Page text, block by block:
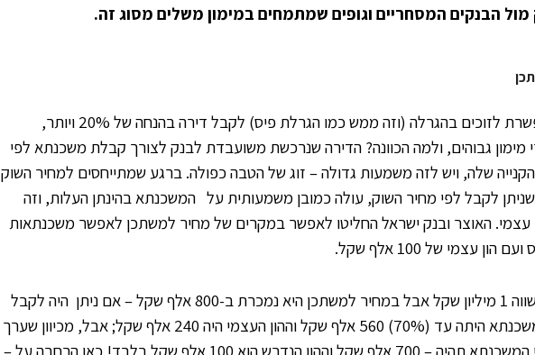
הבנקים המסחריים וגופים שמתמחים במימון משלים מסוג זה.
תוכנית מחיר למשתכן מאפשרת לזוכים בהגרלה (וזה ממש כמו הגרלת פיס) לקבל דירה בהנחה של 20% ויותר,
מימון גבוהים, ולמה הכוונה? הדירה שנרכשת משועבדת לבנק לצורך קבלת משכנתא לפי
שלה, ויש לזה משמעות גדולה – זוג של הטבה כפולה. ברגע שמתייחסים למחיר השוק
לקבל לפי מחיר השוק, עולה כמובן משמעותית על המשכנתא בהינתן העלות, וזה
עצמי. האוצר ובנק ישראל החליטו לאפשר במקרים של מחיר למשתכן לאפשר משכנתאות
והנה המחשה – נניח שדירה שווה 1 מיליון שקל אבל במחיר למשתכן היא נמכרת ב-800 אלף שקל – אם ניתן היה לקבל
משכנתא לפי העלות, אז המשכנתא היתה עד (70%) 560 אלף שקל וההון העצמי היה 240 אלף שקל; אבל, מכיוון שערך